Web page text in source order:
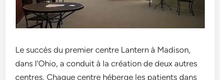
Le succès du pre­mier centre Lante­rn à Madison,
dans l’Ohio, a conduit à la création de deux autres
ce­ntres. Chaque centre­ héberge les patie­nts dans